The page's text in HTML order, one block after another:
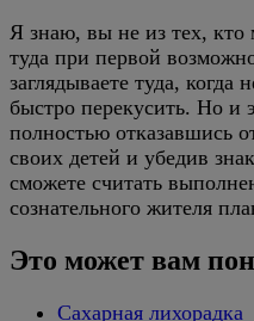
Я знаю, вы не из тех, кто
туда при первой
заглядываете туда,
быстро перекусить. Но и
полностью отказавшись
своих детей и убедив
сможете считать
сознательного жителя
Это может вам
Сахарная лихорадка